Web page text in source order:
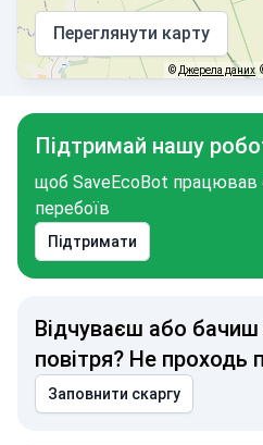
Переглянути карту
© Джерела даних
Підтримай нашу
щоб SaveEcoBot працював
перебоїв
Підтримати
Відчуваєш або бачиш
повітря? Не проходь
Заповнити скаргу